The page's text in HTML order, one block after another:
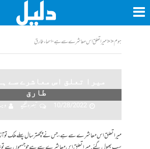
ہوم<<میرا تعلق اس معاشرے سے ہے- اسماء طارق
میرا تعلق اس معاشرے سے
طارق
10/28/2022
تبصرہ لکھیے
میرا تعلق اس معاشرے سے ہے، جس نے پچھتر سال پہلے ملک تو آزاد کر